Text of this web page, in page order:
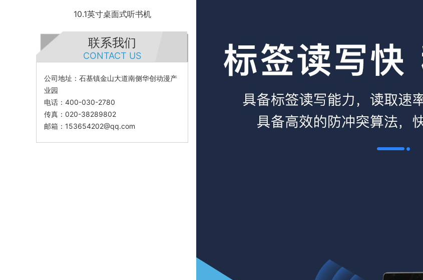
10.1英寸桌面式听书机
联系我们
CONTACT US
公司地址：石基镇金山大道南侧华创动漫产
业园
电话：400-030-2780
传真：020-38289802
邮箱：153654202@qq.com